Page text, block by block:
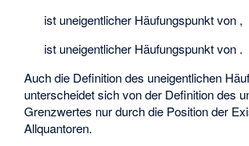
ist uneigentlicher Häufungspunkt von ,
ist uneigentlicher Häufungspunkt von .
Auch die Definition des uneigentlichen
unterscheidet sich von der Definition des
Grenzwertes nur durch die Position der
Allquantoren.